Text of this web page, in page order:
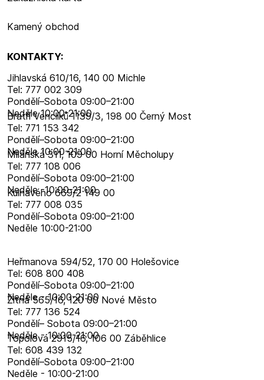
Kamený obchod
KONTAKTY:
Jihlavská 610/16, 140 00 Michle
Tel: 777 002 309
Pondělí–​Sobota 09:00–​21:00
Neděle 10:00-21:00
Bratří Venclíků 1139/3, 198 00 Černý Most
Tel: 771 153 342
Pondělí–​Sobota 09:00–​21:00
Neděle 10:00-21:00
Milánská 311, 109 00 Horní Měcholupy
Tel: 777 108 006
Pondělí–​Sobota 09:00–​21:00
Neděle -10:00-21:00
Kulhavého 669/2 149 00
Tel: 777 008 035
Pondělí–​Sobota 09:00–​21:00
Neděle 10:00-21:00
Heřmanova 594/52, 170 00 Holešovice
Tel: 608 800 408
Pondělí–​Sobota 09:00–​21:00
Neděle - 10:00-21:00
Žitná 565/16, 120 00 Nové Město
Tel: 777 136 524
Pondělí– Sobota 09:00–21:00
Neděle - 10:00-21:00
Topolová 2915/16, 106 00 Záběhlice
Tel: 608 439 132
Pondělí–​Sobota 09:00–​21:00
Neděle - 10:00-21:00